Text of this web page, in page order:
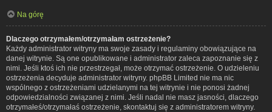
Na górę
Dlaczego otrzymałem/otrzymałam ostrzeżenie?
Każdy administrator witryny ma swoje zasady i regulaminy obowiązujące na
danej witrynie. Są one opublikowane i administrator zaleca zapoznanie się z
nimi. Jeśli ktoś ich nie przestrzegał, może otrzymać ostrzeżenie. O udzieleniu
ostrzeżenia decyduje administrator witryny. phpBB Limited nie ma nic
wspólnego z ostrzeżeniami udzielanymi na tej witrynie i nie ponosi żadnej
odpowiedzialności związanej z nimi. Jeśli nadal nie masz jasności, dlaczego
otrzymałeś/otrzymałaś ostrzeżenie, skontaktuj się z administratorem witryny.